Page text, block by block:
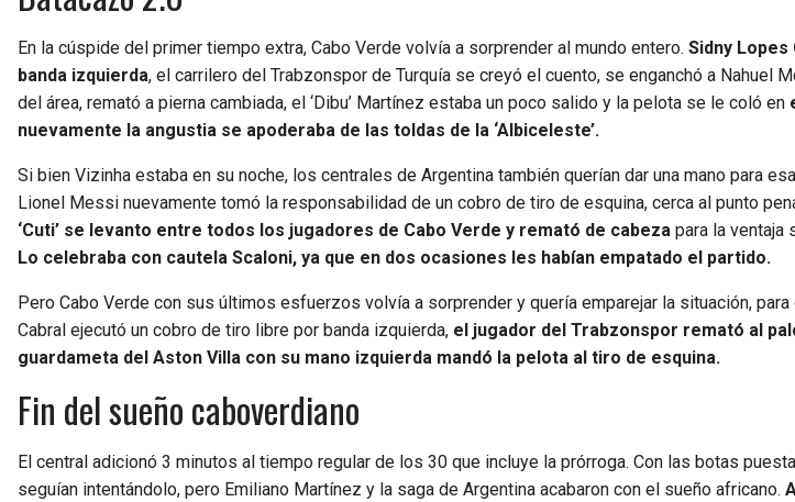
En la cúspide del primer tiempo extra, Cabo Verde volvía a sorprender al mundo entero. Sidny
banda izquierda, el carrilero del Trabzonspor de Turquía se creyó el cuento, se enganchó a Nahuel
del área, remató a pierna cambiada, el ‘Dibu’ Martínez estaba un poco salido y la pelota se le coló en
nuevamente la angustia se apoderaba de las toldas de la ‘Albiceleste’.
Si bien Vizinha estaba en su noche, los centrales de Argentina también querían dar una mano para
Lionel Messi nuevamente tomó la responsabilidad de un cobro de tiro de esquina, cerca al punto
‘Cuti’ se levanto entre todos los jugadores de Cabo Verde y remató de cabeza para la ventaja
Lo celebraba con cautela Scaloni, ya que en dos ocasiones les habían empatado el partido.
Pero Cabo Verde con sus últimos esfuerzos volvía a sorprender y quería emparejar la situación,
Cabral ejecutó un cobro de tiro libre por banda izquierda, el jugador del Trabzonspor remató al
guardameta del Aston Villa con su mano izquierda mandó la pelota al tiro de esquina.
Fin del sueño caboverdiano
El central adicionó 3 minutos al tiempo regular de los 30 que incluye la prórroga. Con las botas
seguían intentándolo, pero Emiliano Martínez y la saga de Argentina acabaron con el sueño africano.